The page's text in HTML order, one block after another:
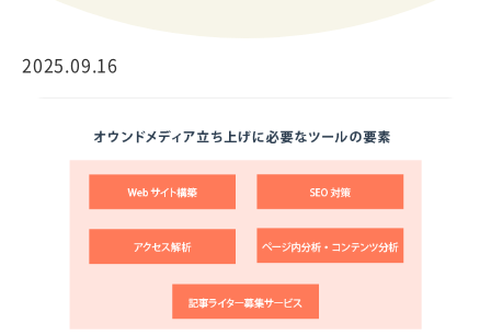
2025.09.16